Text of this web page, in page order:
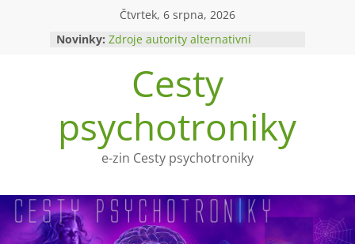
Čtvrtek, 6 srpna, 2026
Novinky: Zdroje autority alternativní
Upíři a mytologie?
Ohnivý poltergeist
Tragédie Anny Göldi
Zlatý východ
Cesty
psychotroniky
e-zin Cesty psychotroniky